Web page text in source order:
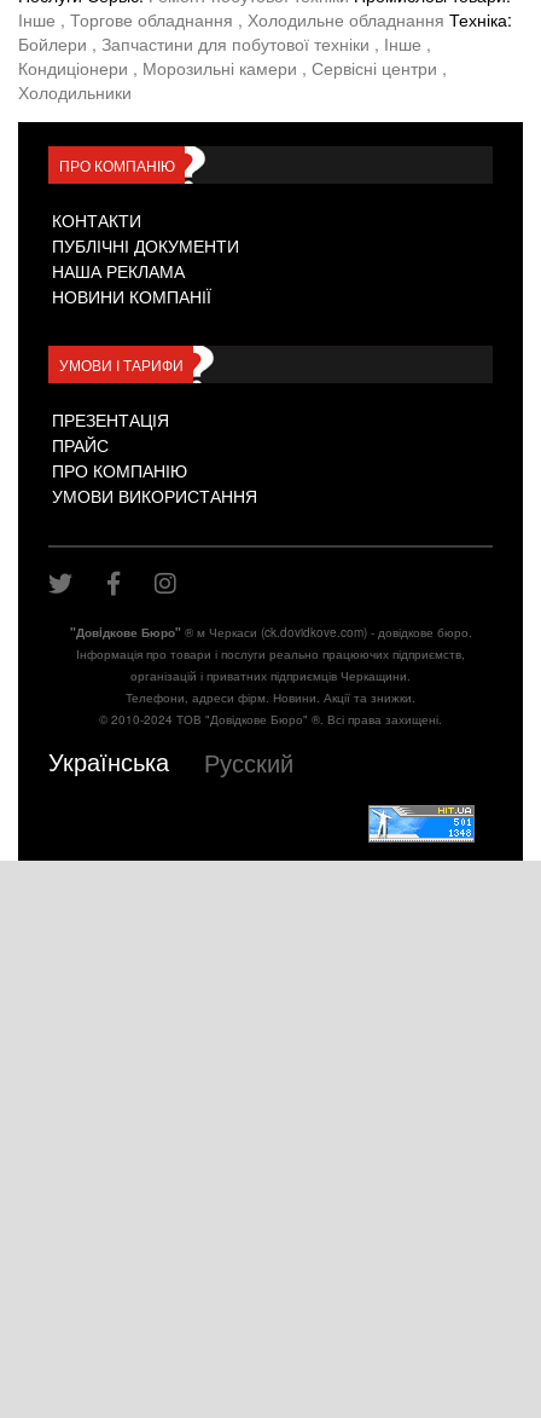
Інше , Торгове обладнання , Холодильне обладнання Техніка:
Бойлери , Запчастини для побутової техніки , Інше ,
Кондиціонери , Морозильні камери , Сервісні центри ,
Холодильники
ПРО КОМПАНІЮ
КОНТАКТИ
ПУБЛІЧНІ ДОКУМЕНТИ
НАША РЕКЛАМА
НОВИНИ КОМПАНІЇ
УМОВИ І ТАРИФИ
ПРЕЗЕНТАЦІЯ
ПРАЙС
ПРО КОМПАНІЮ
УМОВИ ВИКОРИСТАННЯ
"Довiдкове Бюро"® м Черкаси (ck.dovidkove.com) - довідкове бюро.
Інформація про товари і послуги реально працюючих підприємств,
організацій і приватних підприємців Черкащини.
Телефони, адреси фірм. Новини. Акції та знижки.
© 2010-2024 ТОВ "Довідкове Бюро" ®. Всі права захищені.
Українська Русский